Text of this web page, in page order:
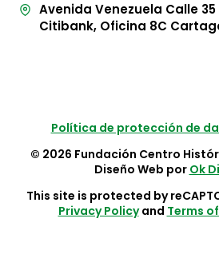
Avenida Venezuela Calle
Citibank, Oficina 8C
Política de protección de
© 2026 Fundación Centro
Diseño Web por Ok
This site is protected by
Privacy Policyand Terms